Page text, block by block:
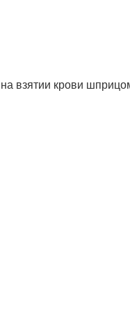
взятии крови